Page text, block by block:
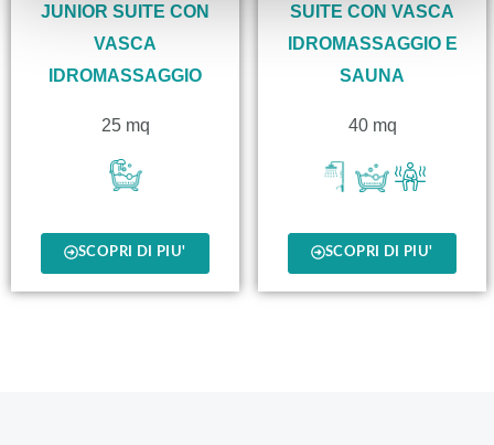
JUNIOR SUITE CON
VASCA
IDROMASSAGGIO
25 mq
SCOPRI DI PIU'
SUITE CON VASCA
IDROMASSAGGIO E
SAUNA
40 mq
SCOPRI DI PIU'